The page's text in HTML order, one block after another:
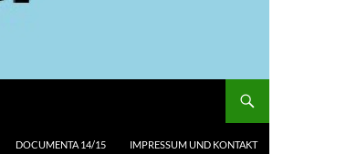
DOCUMENTA 14/15 IMPRESSUM UND KONTAKT